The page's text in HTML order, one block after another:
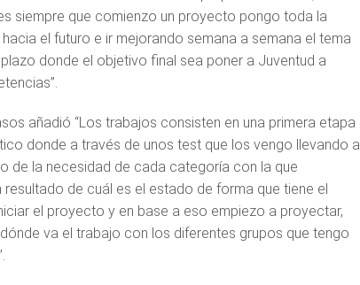
siempre que comienzo un proyecto pongo toda la
el futuro e ir mejorando semana a semana el tema
donde el objetivo final sea poner a Juventud a
añadió “Los trabajos consisten en una primera etapa
donde a través de unos test que los vengo llevando a
de la necesidad de cada categoría con la que
resultado de cuál es el estado de forma que tiene el
el proyecto y en base a eso empiezo a proyectar,
va el trabajo con los diferentes grupos que tengo